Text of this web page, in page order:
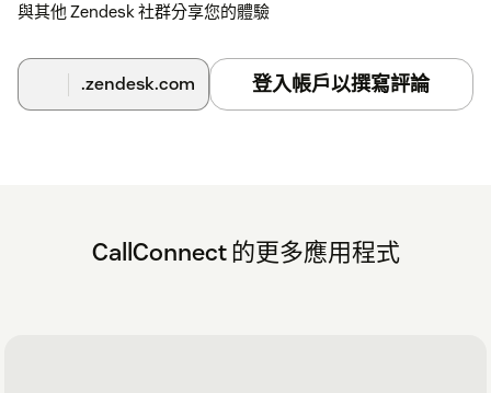
トされ、CallConnectにチケット作成の権限を付与す
Zendeskの認可画面で
Allow（許可）をクリックして
接続を承認します。連携が完了すると、CallConnect
CallConnectは電話番号を国内形式（E.164ではない）で送信
與其他 Zendesk 社群分享您的體驗
.zendesk.com 登入帳戶以撰寫評論
CallConnect 的更多應用程式